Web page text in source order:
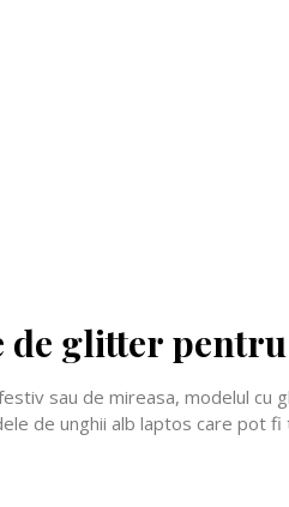
de glitter
sau de mireasa, modelul cu
de unghii alb laptos care pot